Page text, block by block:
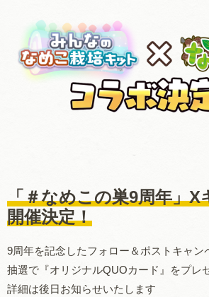
「＃なめこの巣9周年」X
開催決定！
9周年を記念したフォロー＆ポストキャン
抽選で『オリジナルQUOカード』をプレ
詳細は後日お知らせいたします